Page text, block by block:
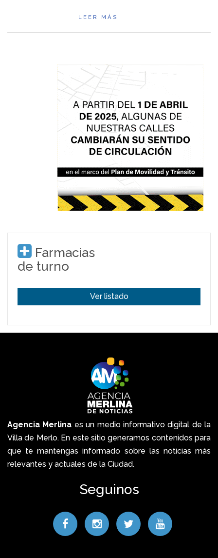
LEER MÁS
Farmacias
de turno
Ver listado
Agencia Merlina es un medio informativo digital de la
Villa de Merlo. En este sitio generamos contenidos para
que te mantengas informado sobre las noticias más
relevantes y actuales de la Ciudad.
Seguinos